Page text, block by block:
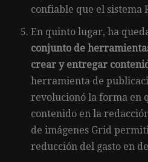
confiable que el sistema
En quinto lugar, ha
conjunto de
crear y entregar
herramienta de
revolucionó la forma en
contenido en la
de imágenes Grid
reducción del gasto en